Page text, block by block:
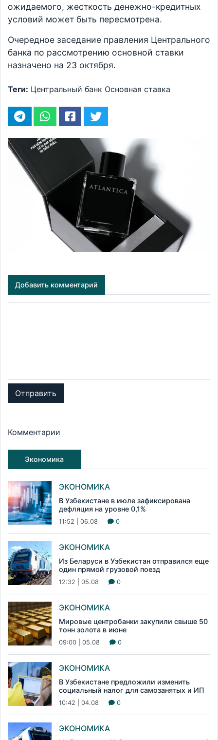
ожидаемого, жесткость денежно-кредитных
условий может быть пересмотрена.
Очередное заседание правления Центрального
банка по рассмотрению основной ставки
назначено на 23 октября.
Теги: Центральный банк Основная ставка
Добавить комментарий
Отправить
Комментарии
Экономика
ЭКОНОМИКА
В Узбекистане в июле зафиксирована
дефляция на уровне 0,1%
11:52 | 06.08 0
ЭКОНОМИКА
Из Беларуси в Узбекистан отправился еще
один прямой грузовой поезд
12:32 | 05.08 0
ЭКОНОМИКА
Мировые центробанки закупили свыше 50
тонн золота в июне
09:00 | 05.08 0
ЭКОНОМИКА
В Узбекистане предложили изменить
социальный налог для самозанятых и ИП
10:42 | 04.08 0
ЭКОНОМИКА